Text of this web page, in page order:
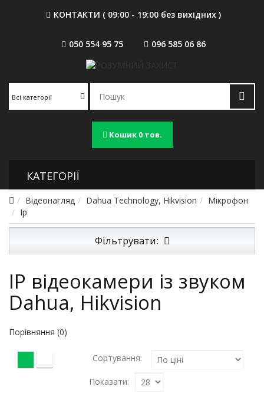
КОНТАКТИ ( 09:00 - 19:00 без вихідних )
050 554 95 75 096 585 06 86
Всі категорії
Кошик0 тов.
КАТЕГОРІЇ
Відеонагляд Dahua Technology, Hikvision
Мікрофон
Ip
Фільтрувати:
IP відеокамери із звуком
Dahua, Hikvision
Порівняння (0)
Сортування:
Показати: